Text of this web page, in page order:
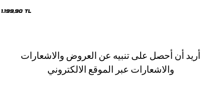
1.199,90 TL
أريد أن أحصل على تنبيه عن العروض والاشعارات
والاشعارات عبر الموقع الالكتروني